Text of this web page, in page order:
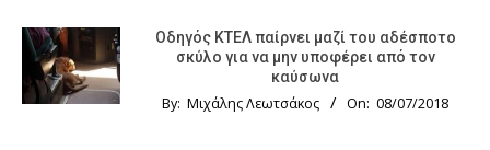
Οδηγός KTΕΛ παίρνει μαζί του αδέσποτο
σκύλο για να μην υποφέρει από τον
καύσωνα
By: Μιχάλης Λεωτσάκος On: 08/07/2018